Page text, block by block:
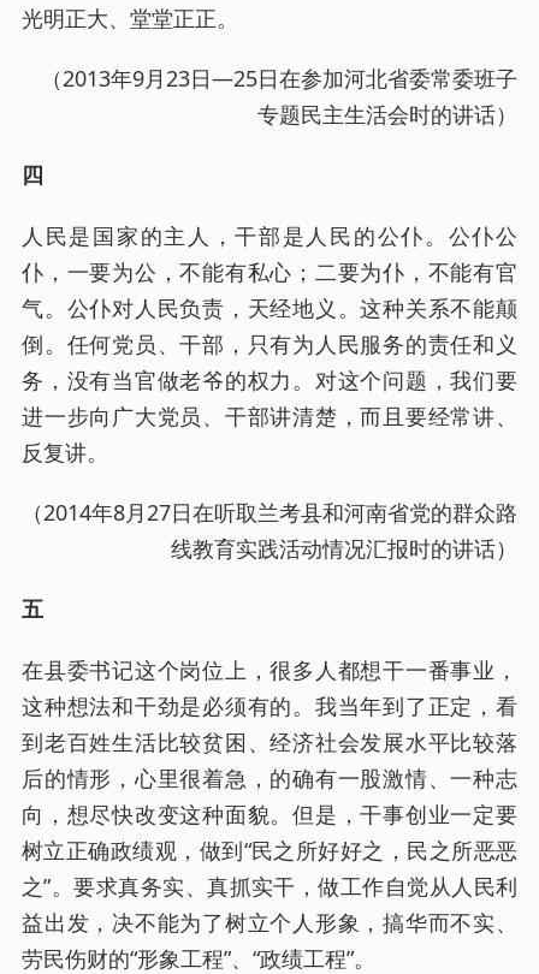
光明正大、堂堂正正。
（2013年9月23日—25日在参加河北省委常委班子
专题民主生活会时的讲话）
四
人民是国家的主人，干部是人民的公仆。公仆公
仆，一要为公，不能有私心；二要为仆，不能有官
气。公仆对人民负责，天经地义。这种关系不能颠
倒。任何党员、干部，只有为人民服务的责任和义
务，没有当官做老爷的权力。对这个问题，我们要
进一步向广大党员、干部讲清楚，而且要经常讲、
反复讲。
（2014年8月27日在听取兰考县和河南省党的群众路
线教育实践活动情况汇报时的讲话）
五
在县委书记这个岗位上，很多人都想干一番事业，
这种想法和干劲是必须有的。我当年到了正定，看
到老百姓生活比较贫困、经济社会发展水平比较落
后的情形，心里很着急，的确有一股激情、一种志
向，想尽快改变这种面貌。但是，干事创业一定要
树立正确政绩观，做到“民之所好好之，民之所恶恶
之”。要求真务实、真抓实干，做工作自觉从人民利
益出发，决不能为了树立个人形象，搞华而不实、
劳民伤财的“形象工程”、“政绩工程”。